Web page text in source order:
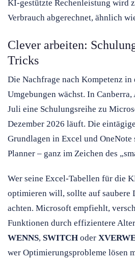
KI-gestützte Rechenleistung wird
Verbrauch abgerechnet, ähnlich
Clever arbeiten:
Tricks
Die Nachfrage nach Kompetenz
Umgebungen wächst. In
Juli eine Schulungsreihe zu
Dezember 2026 läuft. Die
Grundlagen in Excel und OneNote
Planner – ganz im Zeichen des
Wer seine Excel-Tabellen für die
optimieren will, sollte auf saubere
achten. Microsoft empfiehlt,
Funktionen durch effizientere
WENNS, SWITCH oder
wer Optimierungsprobleme lösen